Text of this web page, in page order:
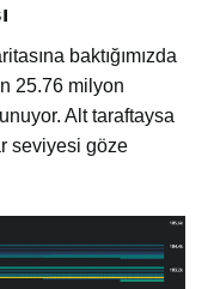
baktığımızda
25.76 milyon
Alt taraftaysa
seviyesi göze